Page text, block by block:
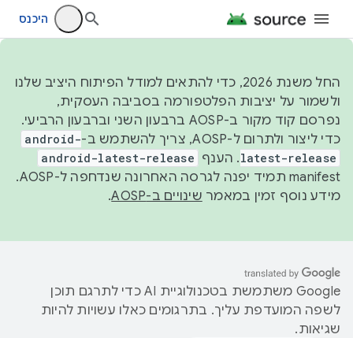
היכנס
החל משנת 2026, כדי להתאים למודל הפיתוח היציב שלנו
ולשמור על יציבות הפלטפורמה בסביבה העסקית,
נפרסם קוד מקור ב-AOSP ברבעון השני וברבעון הרביעי.
כדי ליצור ולתרום ל-AOSP, צריך להשתמש ב-
android-
latest-release. הענף android-latest-release
manifest תמיד יפנה לגרסה האחרונה שנדחפה ל-AOSP.
מידע נוסף זמין במאמר שינויים ב-AOSP .
‫Google משתמשת בטכנולוגיית AI כדי לתרגם תוכן
לשפה המועדפת עליך. בתרגומים כאלו עשויות להיות
שגיאות.